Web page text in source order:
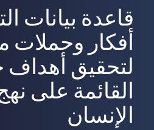
قاعدة بيانات
أفكار وحملات
لتحقيق أهداف
القائمة على
الإنسان